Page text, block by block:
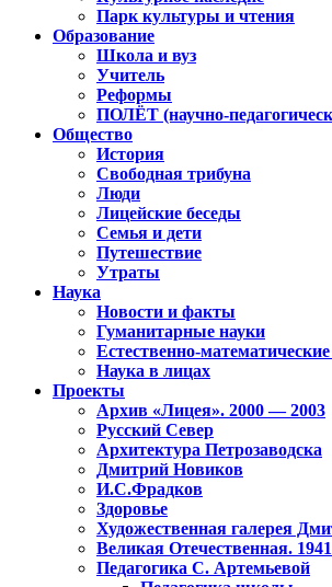
Парк культуры и чтения
Образование
Школа и вуз
Учитель
Реформы
ПОЛЁТ (научно-
Общество
История
Свободная трибуна
Люди
Лицейские беседы
Семья и дети
Путешествие
Утраты
Наука
Новости и факты
Гуманитарные науки
Естественно-
Наука в лицах
Проекты
Архив «Лицея». 2000 — 2003
Русский Север
Архитектура Петрозаводска
Дмитрий Новиков
И.С.Фрадков
Здоровье
Художественная галерея
Великая Отечественная.
Педагогика С. Артемьевой